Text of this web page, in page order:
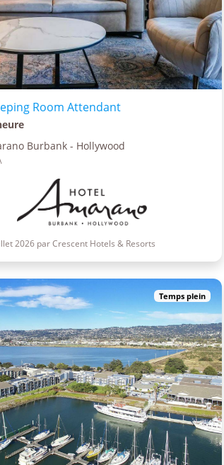
Room Attendant
Burbank - Hollywood
2026 par Crescent Hotels & Resorts
Temps plein